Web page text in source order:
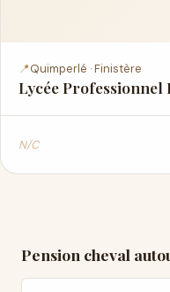
📍Quimperlé · Finistère
Lycée Professionnel
N/C
Pension cheval